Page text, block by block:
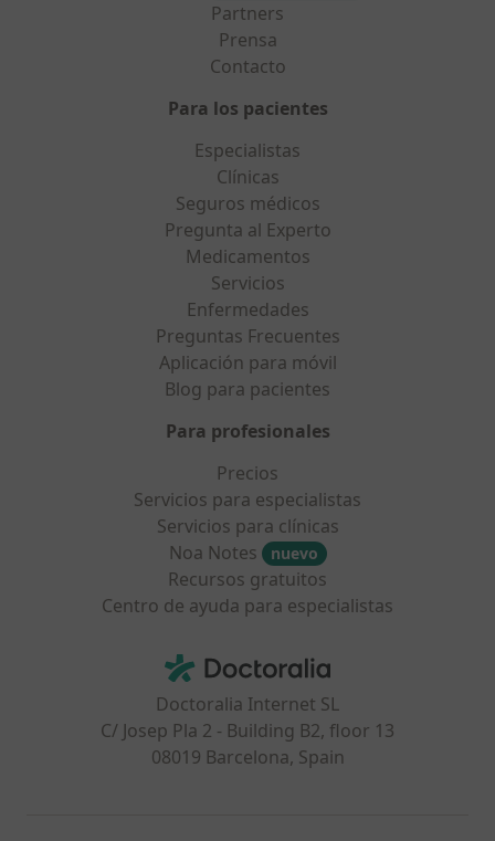
Partners
Prensa
Contacto
Para los pacientes
Especialistas
Clínicas
Seguros médicos
Pregunta al Experto
Medicamentos
Servicios
Enfermedades
Preguntas Frecuentes
Aplicación para móvil
Blog para pacientes
Para profesionales
Precios
Servicios para especialistas
Servicios para clínicas
Noa Notes
nuevo
Recursos gratuitos
Centro de ayuda para especialistas
Doctoralia - Página de inicio
Doctoralia Internet SL
C/ Josep Pla 2 - Building B2, floor 13
08019 Barcelona, Spain